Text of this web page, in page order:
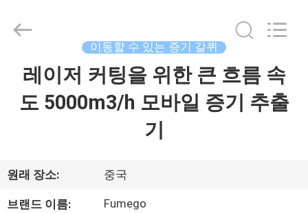
회
Technology
Reserved.
Developed
이동할 수 있는 증기 갈퀴
레이저 커팅을 위한 큰 흐름 속
도 5000m3/h 모바일 증기 추출
기
원래 장소: 중국
브랜드 이름: Fumego